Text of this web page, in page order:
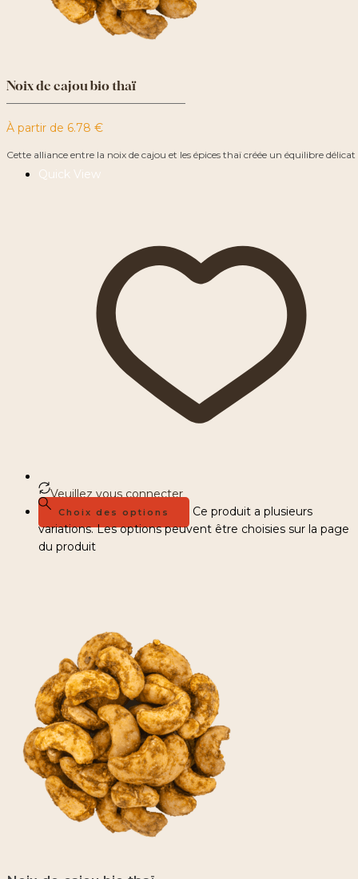
Noix de cajou bio thaï
À partir de 6.78 €
Cette alliance entre la noix de cajou et les épices thaï créée un équilibre délicat
Quick View
Veuillez vous connecter
Choix des options
Ce produit a plusieurs
variations. Les options peuvent être choisies sur la page
du produit